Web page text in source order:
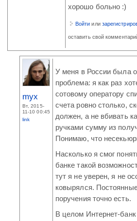
хорошо больно :)
Войти или
оставить свой
myx
Вт, 2015-
11-10 00:45
link
У меня в России была
проблема: я как раз
сотовому оператору
счета ровно столько,
должен, а не вбивать
ручками сумму из
Понимаю, что
Насколько я смог
банке такой
тут я не уверен, я не
ковырялся.
поручения точно есть.
В целом Интернет-банк